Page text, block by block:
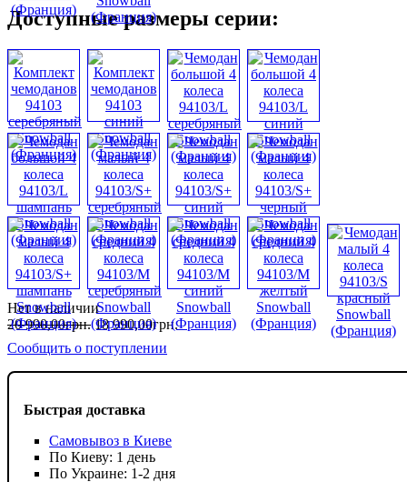
Быстрая доставка
Самовывоз в Киеве
По Киеву: 1 день
По Украине: 1-2 дня
Доступные размеры серии:
Нет в наличии
20 990,00грн. 18 990,00грн.
Сообщить о поступлении